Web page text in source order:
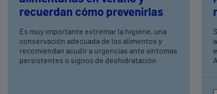
recuerdan cómo prevenirlas
Es muy importante extremar la higiene, una
conservación adecuada de los alimentos y
recomiendan acudir a urgencias ante síntomas
persistentes o signos de deshidratación